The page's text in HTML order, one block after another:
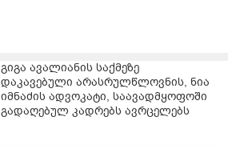
გიგა ავალიანის საქმეზე
დაკავებული არასრულწლოვნის, ნია
იმნაძის ადვოკატი, საავადმყოფოში
გადაღებულ კადრებს ავრცელებს